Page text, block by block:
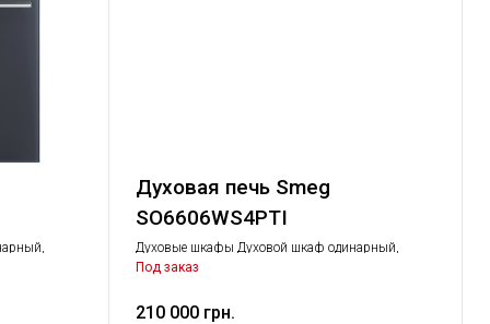
в акции.
Духовая печь Smeg
SO6606WS4PTI
Духовые шкафы Духовой шкаф одинарный,
Крупная бытовая техника
Под заказ
210 000 грн.